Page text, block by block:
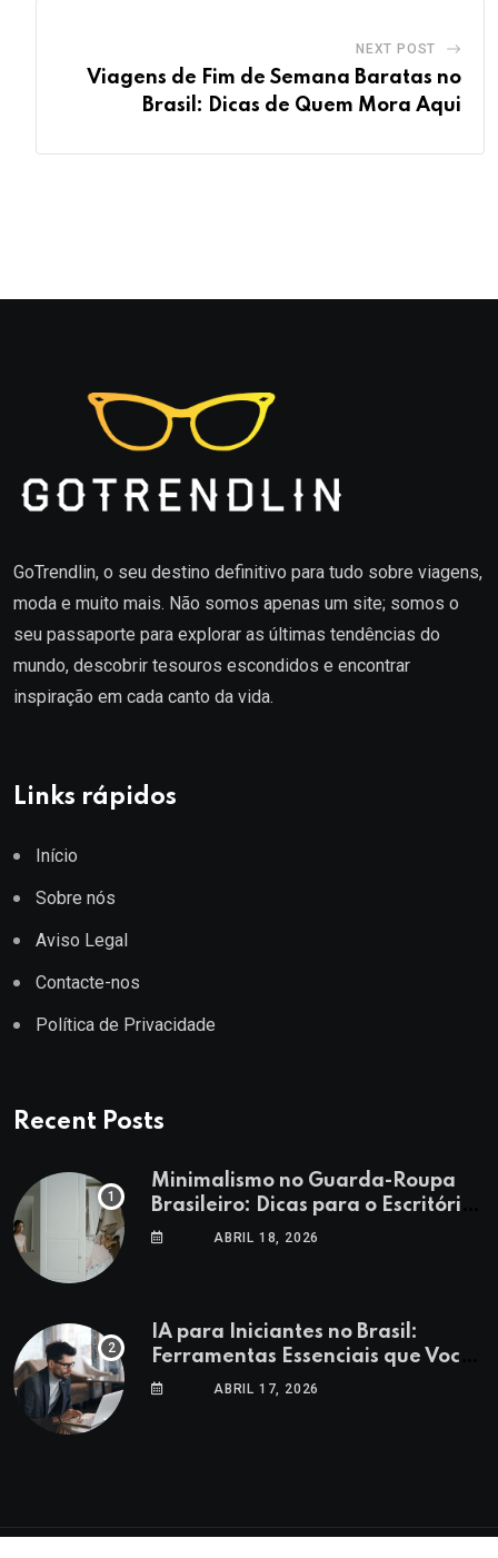
NEXT POST
Viagens de Fim de Semana Baratas no
Brasil: Dicas de Quem Mora Aqui
GoTrendlin, o seu destino definitivo para tudo sobre viagens,
moda e muito mais. Não somos apenas um site; somos o
seu passaporte para explorar as últimas tendências do
mundo, descobrir tesouros escondidos e encontrar
inspiração em cada canto da vida.
Links rápidos
Início
Sobre nós
Aviso Legal
Contacte-nos
Política de Privacidade
Recent Posts
Minimalismo no Guarda-Roupa
Brasileiro: Dicas para o Escritório
e LazerABRIL 18, 2026
IA para Iniciantes no Brasil:
Ferramentas Essenciais que Você
Precisa Conhecer
ABRIL 17, 2026